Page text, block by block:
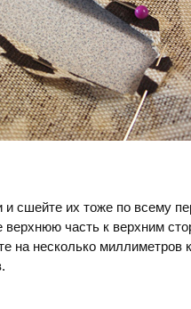
и сшейте их тоже по всему
часть к верхним
на несколько миллиметров